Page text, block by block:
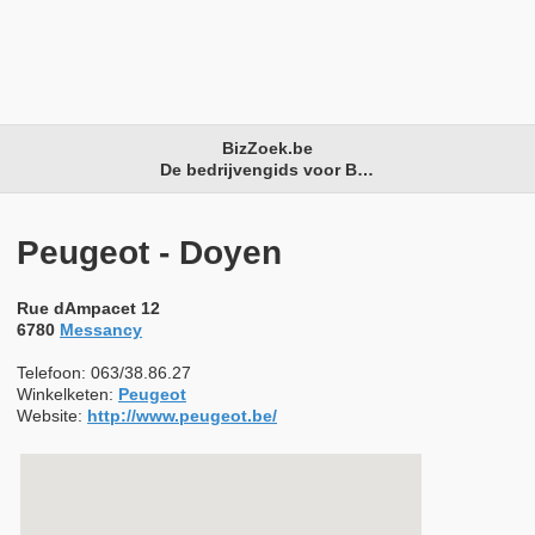
BizZoek.be
De bedrijvengids voor België
Peugeot - Doyen
Rue dAmpacet 12
6780 Messancy
Telefoon: 063/38.86.27
Winkelketen: Peugeot
Website: http://www.peugeot.be/